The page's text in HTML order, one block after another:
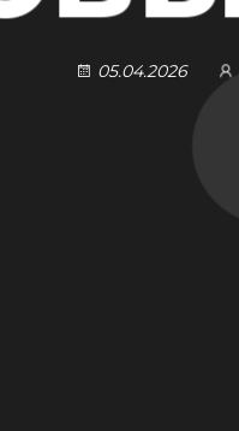
05.04.2026